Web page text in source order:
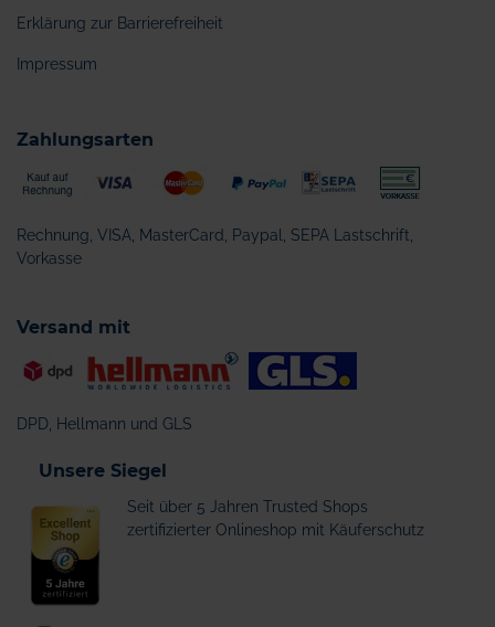
Erklärung zur Barrierefreiheit
Impressum
Zahlungsarten
Rechnung, VISA, MasterCard, Paypal, SEPA Lastschrift,
Vorkasse
Versand mit
DPD, Hellmann und GLS
Unsere Siegel
Seit über 5 Jahren Trusted Shops
zertifizierter Onlineshop mit Käuferschutz